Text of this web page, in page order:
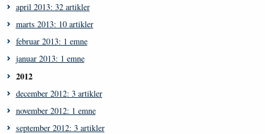
april 2013: 32 artikler
marts 2013: 10 artikler
februar 2013: 1 emne
januar 2013: 1 emne
2012
december 2012: 3 artikler
november 2012: 1 emne
september 2012: 3 artikler